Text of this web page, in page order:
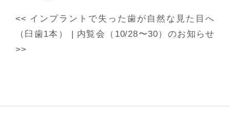
<< インプラントで失った歯が自然な見た目へ
（臼歯1本）
| 内覧会（10/28〜30）のお知らせ
>>